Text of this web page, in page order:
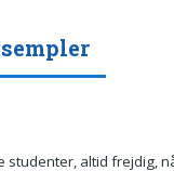
studenter, altid frejdig,